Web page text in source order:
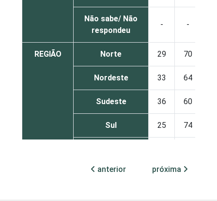
Não sabe/ Não
respondeu
- -
REGIÃO Norte 29 70
Nordeste 33 64
Sudeste 36 60
Sul 25 74
Associações
anterior próxima